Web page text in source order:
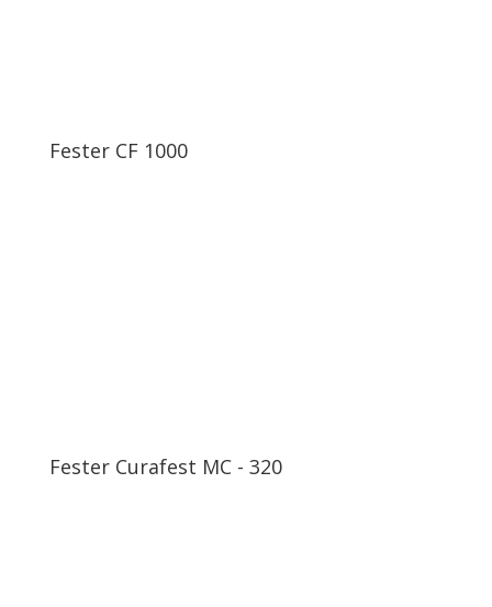
Fester CF 1000
Fester Curafest MC - 320